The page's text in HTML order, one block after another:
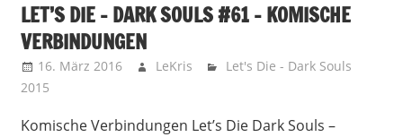
LET’S DIE – DARK SOULS #61 – KOMISCHE
VERBINDUNGEN
16. März 2016 LeKris
Let's Die - Dark Souls
2015
Komische Verbindungen Let’s Die Dark Souls –